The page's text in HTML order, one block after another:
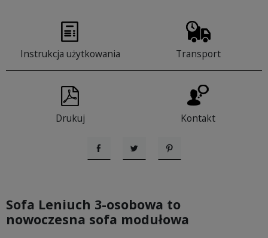
Instrukcja użytkowania Transport
Drukuj Kontakt
UdostępnijTweetujPinterest
Sofa Leniuch 3-osobowa to
nowoczesna sofa modułowa